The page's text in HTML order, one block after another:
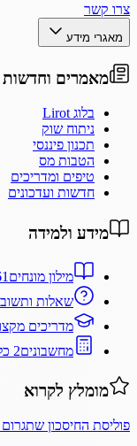
צרו קשר
מאגרי מידע
מאמרים וחדשות
בלוג Lirot
ניתוח שוק
תכנון פיננסי
הטבות מס
טיפים ומדריכים
חדשות ועדכונים
מידע ולמידה
מילון מונחים 261
שאלות
מדריכים
מחשבונים2 כלי חישוב חינמיים
מומלץ לקרוא
פוליסת החיסכון